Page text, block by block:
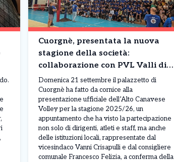
Cuorgnè, presentata la nuova
stagione della società:
collaborazione con PVL Valli di
Lanzo e focus sui giovani
Domenica 21 settembre il palazzetto di
Cuorgnè ha fatto da cornice alla
presentazione ufficiale dell’Alto Canavese
Volley per la stagione 2025/26, un
appuntamento che ha visto la partecipazione
non solo di dirigenti, atleti e staff, ma anche
delle istituzioni locali, rappresentate dal
vicesindaco Vanni Crisapulli e dal consigliere
comunale Francesco Felizia, a conferma della